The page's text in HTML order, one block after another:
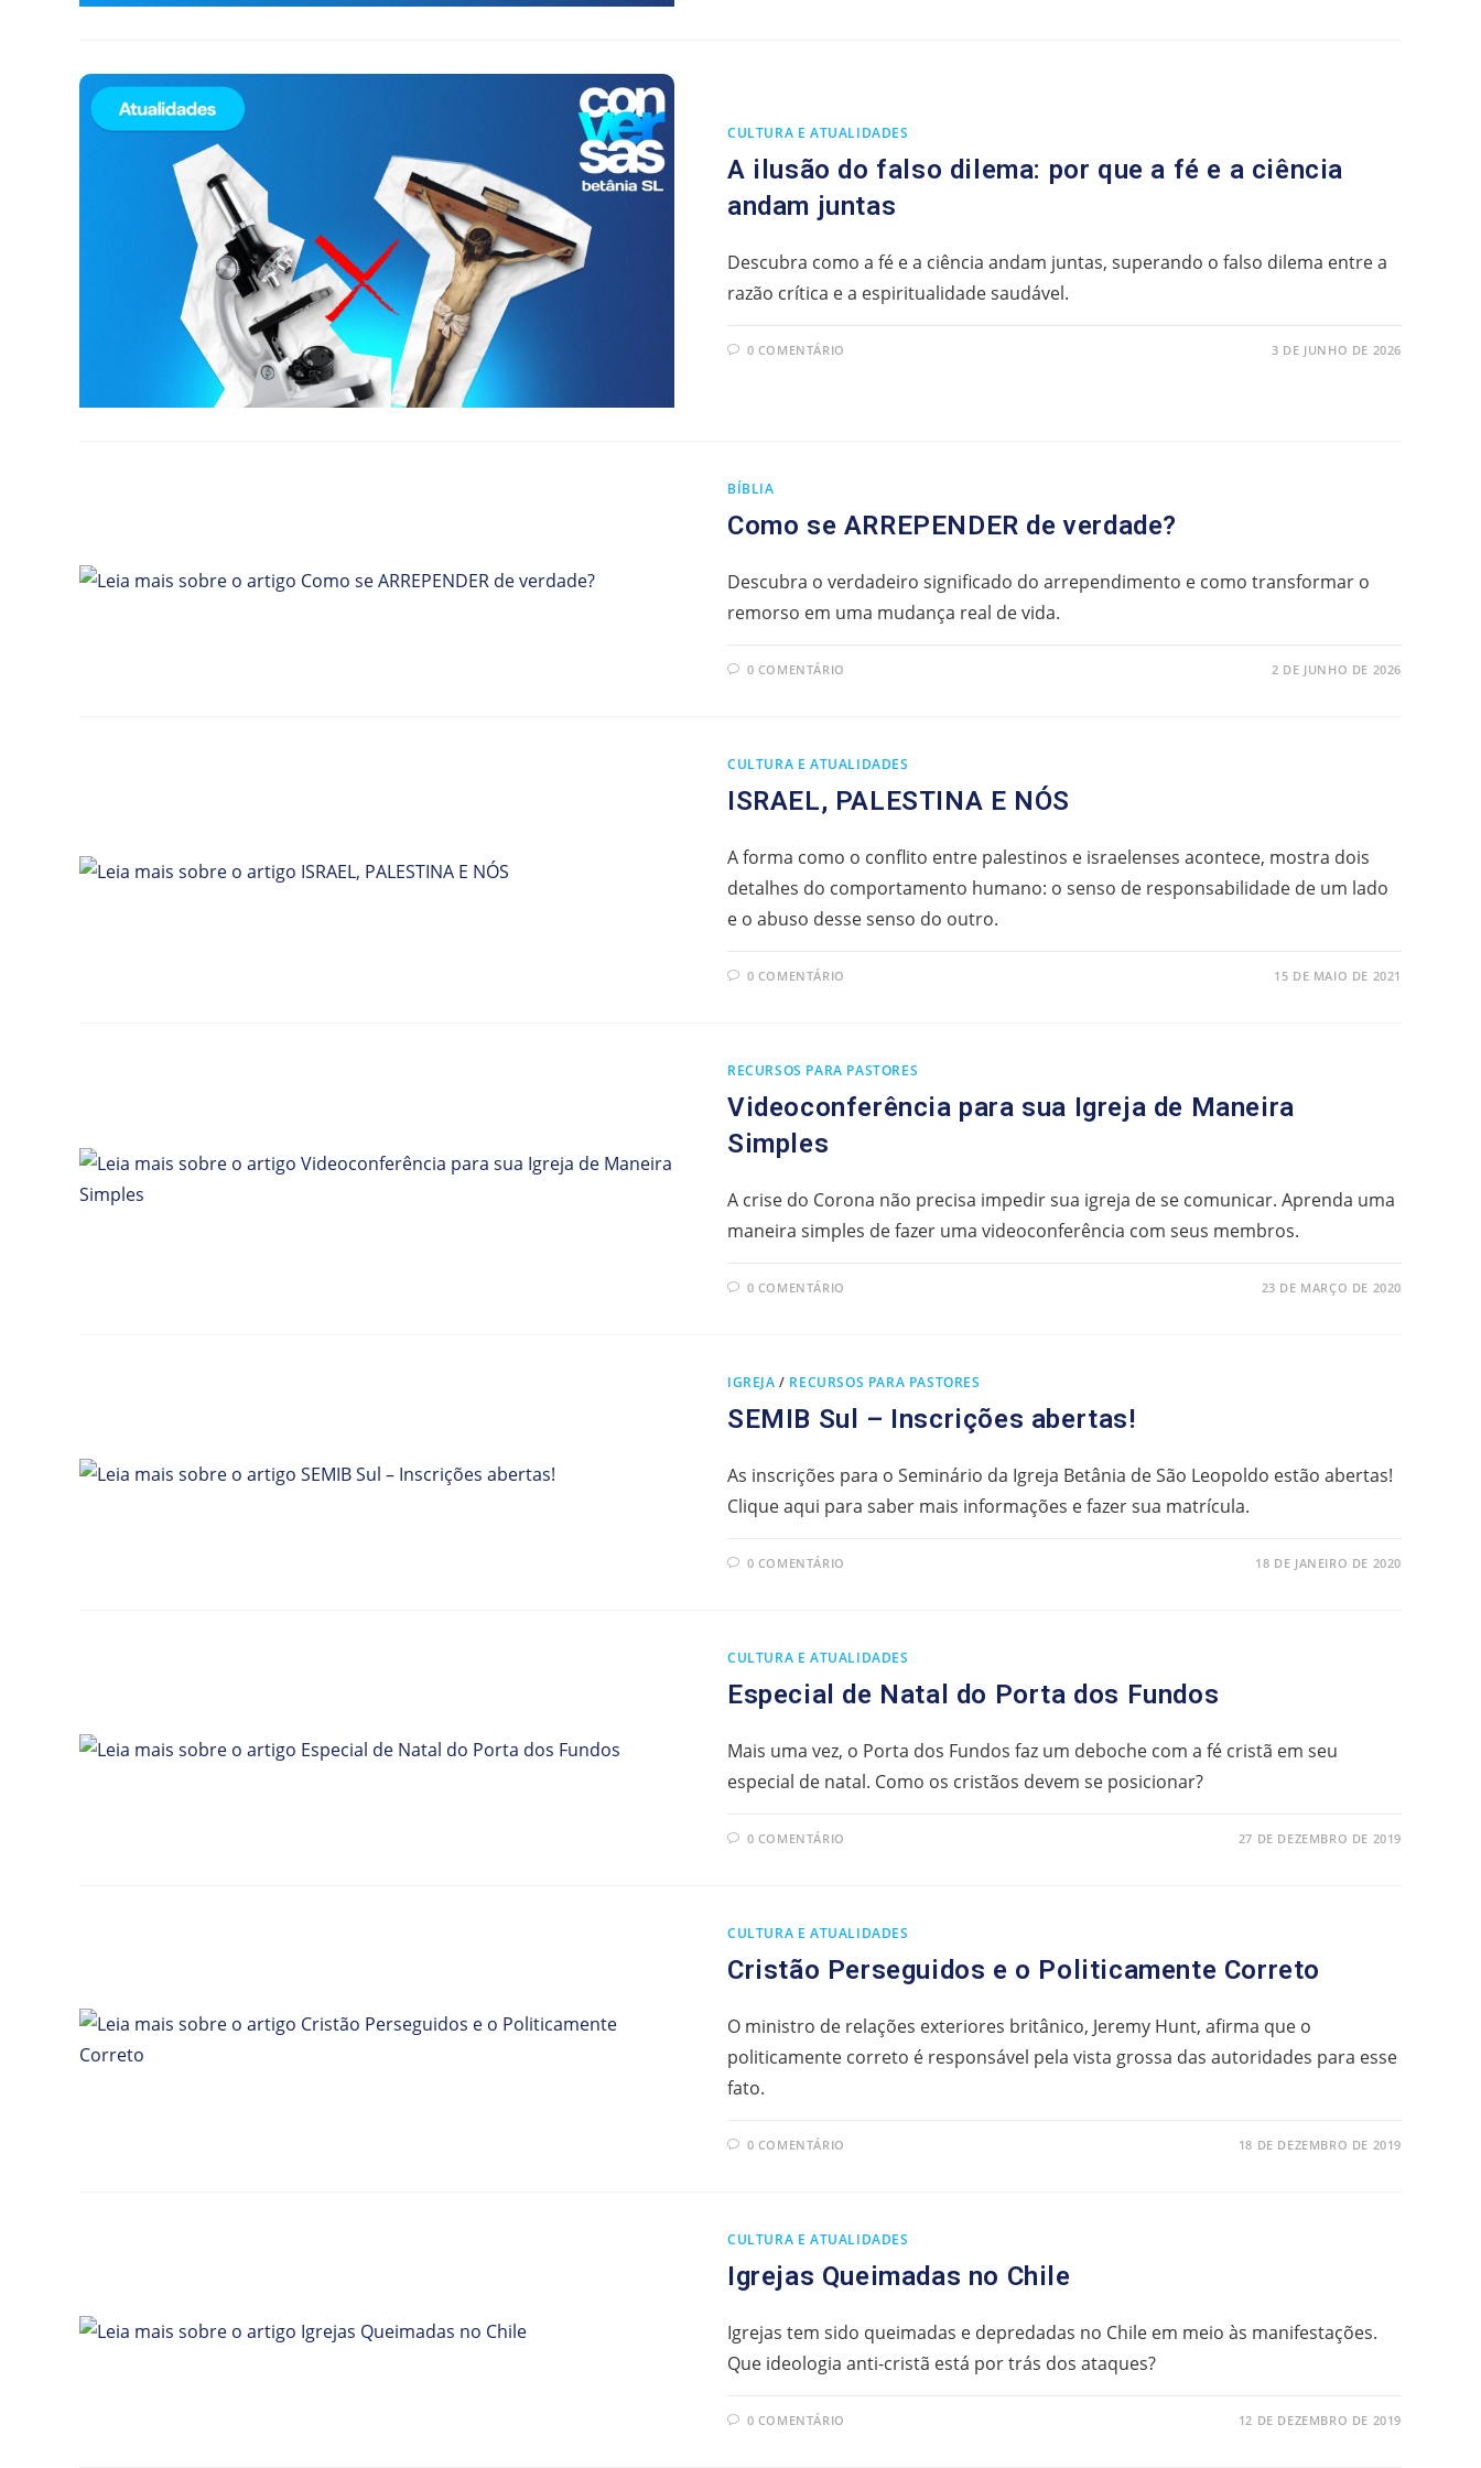
CULTURA E ATUALIDADES
A ilusão do falso dilema: por que a fé e a ciência
andam juntas
Descubra como a fé e a ciência andam juntas, superando o falso dilema entre a
razão crítica e a espiritualidade saudável.
0 COMENTÁRIO 3 DE JUNHO DE 2026
BÍBLIA
Como se ARREPENDER de verdade?
Descubra o verdadeiro significado do arrependimento e como transformar o
remorso em uma mudança real de vida.
0 COMENTÁRIO 2 DE JUNHO DE 2026
CULTURA E ATUALIDADES
ISRAEL, PALESTINA E NÓS
A forma como o conflito entre palestinos e israelenses acontece, mostra dois
detalhes do comportamento humano: o senso de responsabilidade de um lado
e o abuso desse senso do outro.
0 COMENTÁRIO 15 DE MAIO DE 2021
RECURSOS PARA PASTORES
Videoconferência para sua Igreja de Maneira
Simples
A crise do Corona não precisa impedir sua igreja de se comunicar. Aprenda uma
maneira simples de fazer uma videoconferência com seus membros.
0 COMENTÁRIO 23 DE MARÇO DE 2020
IGREJA / RECURSOS PARA PASTORES
SEMIB Sul – Inscrições abertas!
As inscrições para o Seminário da Igreja Betânia de São Leopoldo estão abertas!
Clique aqui para saber mais informações e fazer sua matrícula.
0 COMENTÁRIO 18 DE JANEIRO DE 2020
CULTURA E ATUALIDADES
Especial de Natal do Porta dos Fundos
Mais uma vez, o Porta dos Fundos faz um deboche com a fé cristã em seu
especial de natal. Como os cristãos devem se posicionar?
0 COMENTÁRIO 27 DE DEZEMBRO DE 2019
CULTURA E ATUALIDADES
Cristão Perseguidos e o Politicamente Correto
O ministro de relações exteriores britânico, Jeremy Hunt, afirma que o
politicamente correto é responsável pela vista grossa das autoridades para esse
fato.
0 COMENTÁRIO 18 DE DEZEMBRO DE 2019
CULTURA E ATUALIDADES
Igrejas Queimadas no Chile
Igrejas tem sido queimadas e depredadas no Chile em meio às manifestações.
Que ideologia anti-cristã está por trás dos ataques?
0 COMENTÁRIO 12 DE DEZEMBRO DE 2019